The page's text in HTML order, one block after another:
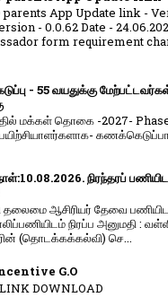
parents App Update link -
- 0.0.62 Date -
form requirement
- 55 வயதுக்கு
மக்கள் தொகை -2027-
நிரந்தரப்
தலைமை ஆசிரியர் தேவை
நிரப்ப அனுமதி :
(தொடக்கக்கல்வி) செ...
G.O
DOWNLOAD